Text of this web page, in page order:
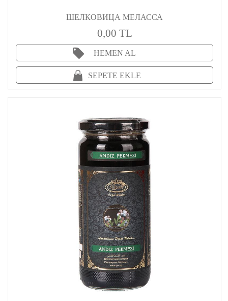
ШЕЛКОВИЦА МЕЛАССА
0,00 TL
HEMEN AL
SEPETE EKLE